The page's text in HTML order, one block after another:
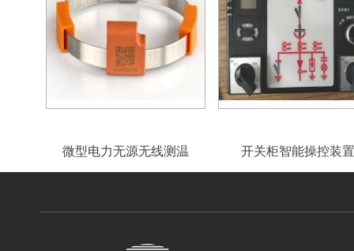
微型电力无源无线测温 开关柜智能操控装置